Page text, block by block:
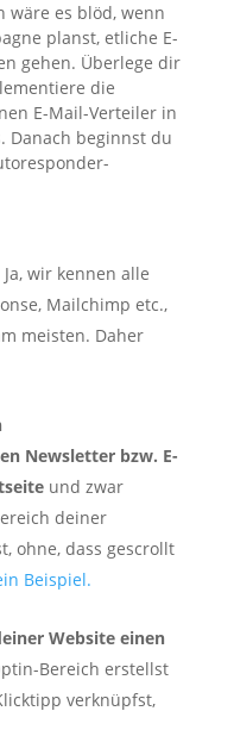
wäre es blöd, wenn
planst, etliche E-
gehen. Überlege dir
die
E-Mail-Verteiler in
Danach beginnst du
Ja, wir kennen alle
Mailchimp etc.,
meisten. Daher
Newsletter bzw. E-
und zwar
deiner
ohne, dass gescrollt
Beispiel.
Website einen
Bereich erstellst
verknüpfst,